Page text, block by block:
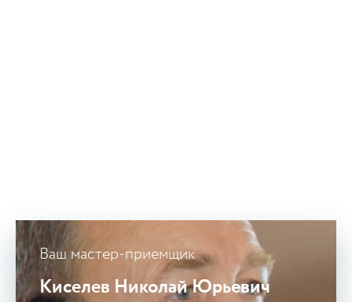
Ваш мастер-приемщик
Киселев Николай Юрьевич